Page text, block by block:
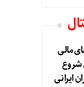
مالی
شروع
ایرانی